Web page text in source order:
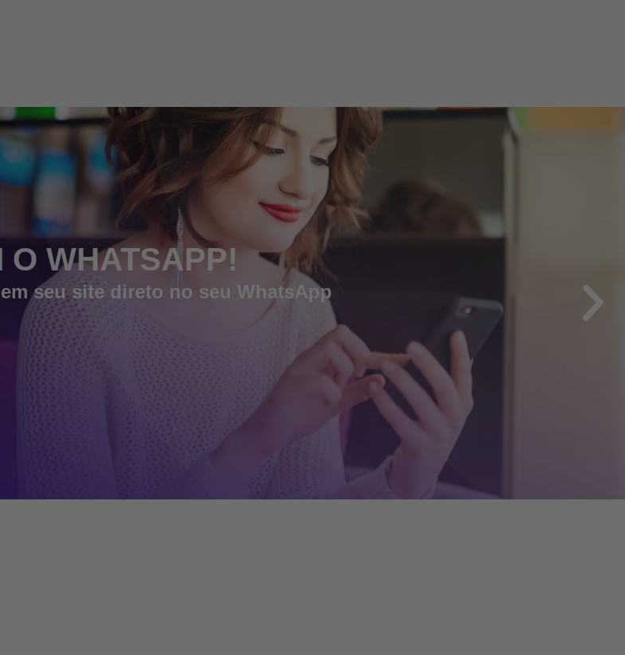
O WHATSAPP!
seu site direto no seu WhatsApp